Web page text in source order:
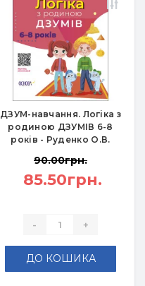
ДЗУМ-навчання. Логіка з
родиною ДЗУМІВ 6-8
років - Руденко О.В.
90.00грн.
85.50грн.
- +
ДО КОШИКА